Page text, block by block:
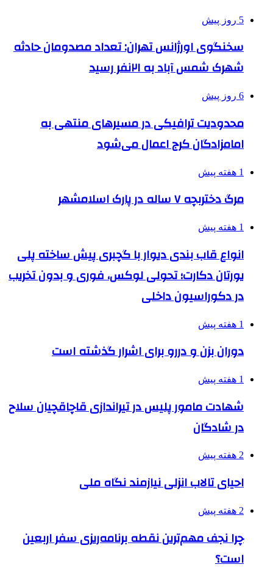
5 روز پیش
سخنگوی اورژانس تهران: تعداد مصدومان حادثه
شهرک شمس آباد به ۲۱نفر رسید
6 روز پیش
محدودیت ترافیکی در مسیرهای منتهی به
امامزادگان کرج اعمال می‌شود
1 هفته پیش
مرگ دختربچه ۷ ساله در پارک اسلامشهر
1 هفته پیش
انواع قاب بندی دیوار با گچبری پیش ساخته پلی
یورتان دکارت؛ تحولی لوکس، فوری و بدون تخریب
در دکوراسیون داخلی
1 هفته پیش
دوران بزن و دررو برای اشرار گذشته است
1 هفته پیش
شهادت مامور پلیس در تیراندازی قاچاقچیان سلاح
در شادگان
2 هفته پیش
احیای تالاب انزلی نیازمند نگاه ملی
2 هفته پیش
چرا نجف مهم‌ترین نقطه برنامه‌ریزی سفر اربعین
است؟